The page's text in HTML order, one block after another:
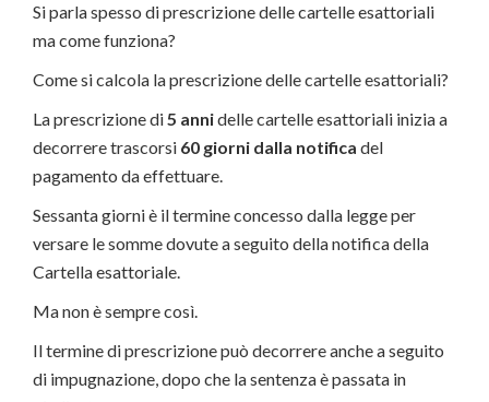
Si parla spesso di prescrizione delle cartelle esattoriali
ma come funziona?
Come si calcola la prescrizione delle cartelle esattoriali?
La prescrizione di5 annidelle cartelle esattoriali inizia a
decorrere trascorsi 60 giorni dalla notifica del
pagamento da effettuare.
Sessanta giorni è il termine concesso dalla legge per
versare le somme dovute a seguito della notifica della
Cartella esattoriale.
Ma non è sempre così.
Il termine di prescrizione può decorrere anche a seguito
di impugnazione, dopo che la sentenza è passata in